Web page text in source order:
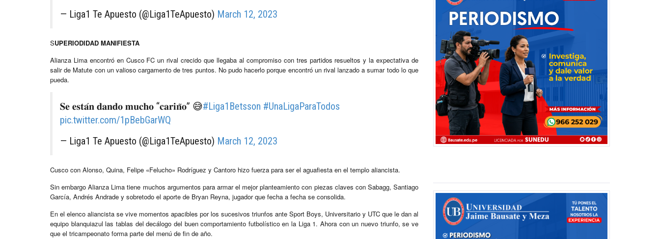
— Liga1 Te Apuesto (@Liga1TeApuesto) March 12, 2023
SUPERIODIDAD MANIFIESTA
Alianza Lima encontró en Cusco FC un rival crecido que llegaba al compromiso con tres partidos resueltos y la expectativa de
salir de Matute con un valioso cargamento de tres puntos. No pudo hacerlo porque encontró un rival lanzado a sumar todo lo que
pueda.
𝐒𝐞 𝐞𝐬𝐭𝐚́𝐧 𝐝𝐚𝐧𝐝𝐨 𝐦𝐮𝐜𝐡𝐨 “𝐜𝐚𝐫𝐢𝐧̃𝐨” 😅#Liga1Betsson #UnaLigaParaTodos
pic.twitter.com/1pBebGarWQ
— Liga1 Te Apuesto (@Liga1TeApuesto) March 12, 2023
Cusco con Alonso, Quina, Felipe «Felucho» Rodríguez y Cantoro hizo fuerza para ser el aguafiesta en el templo aliancista.
Sin embargo Alianza Lima tiene muchos argumentos para armar el mejor planteamiento con piezas claves con Sabagg, Santiago
García, Andrés Andrade y sobretodo el aporte de Bryan Reyna, jugador que fecha a fecha se consolida.
En el elenco aliancista se vive momentos apacibles por los sucesivos triunfos ante Sport Boys, Universitario y UTC que le dan al
equipo blanquiazul las tablas del decálogo del buen comportamiento futbolístico en la Liga 1. Ahora con un nuevo triunfo, se ve
que el tricampeonato forma parte del menú de fin de año.